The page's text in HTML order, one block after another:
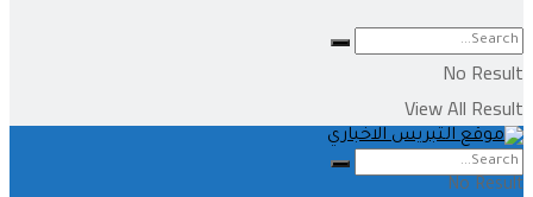
No Result
View All Result
No Result